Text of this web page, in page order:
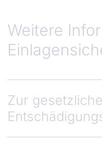
Weitere
Zur